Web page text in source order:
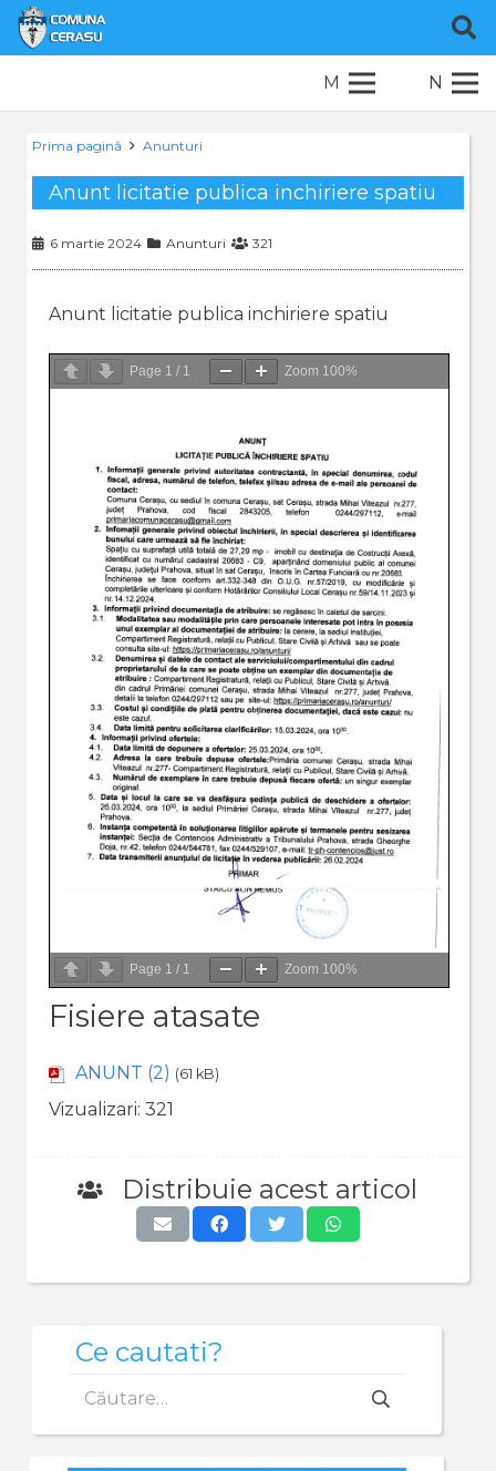
M N
Prima pagină Anunturi
Anunt licitatie publica inchiriere spatiu
6 martie 2024 Anunturi 321
Anunt licitatie publica inchiriere spatiu
Page 1 / 1 Zoom 100%
Page 1 / 1 Zoom 100%
Fisiere atasate
ANUNT (2) (61 kB)
Vizualizari: 321
Distribuie acest articol
Ce cautati?
după: